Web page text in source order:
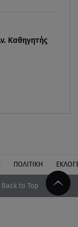
Καθηγητής
ΠΟΛΙΤΙΚΗ
Back to Top